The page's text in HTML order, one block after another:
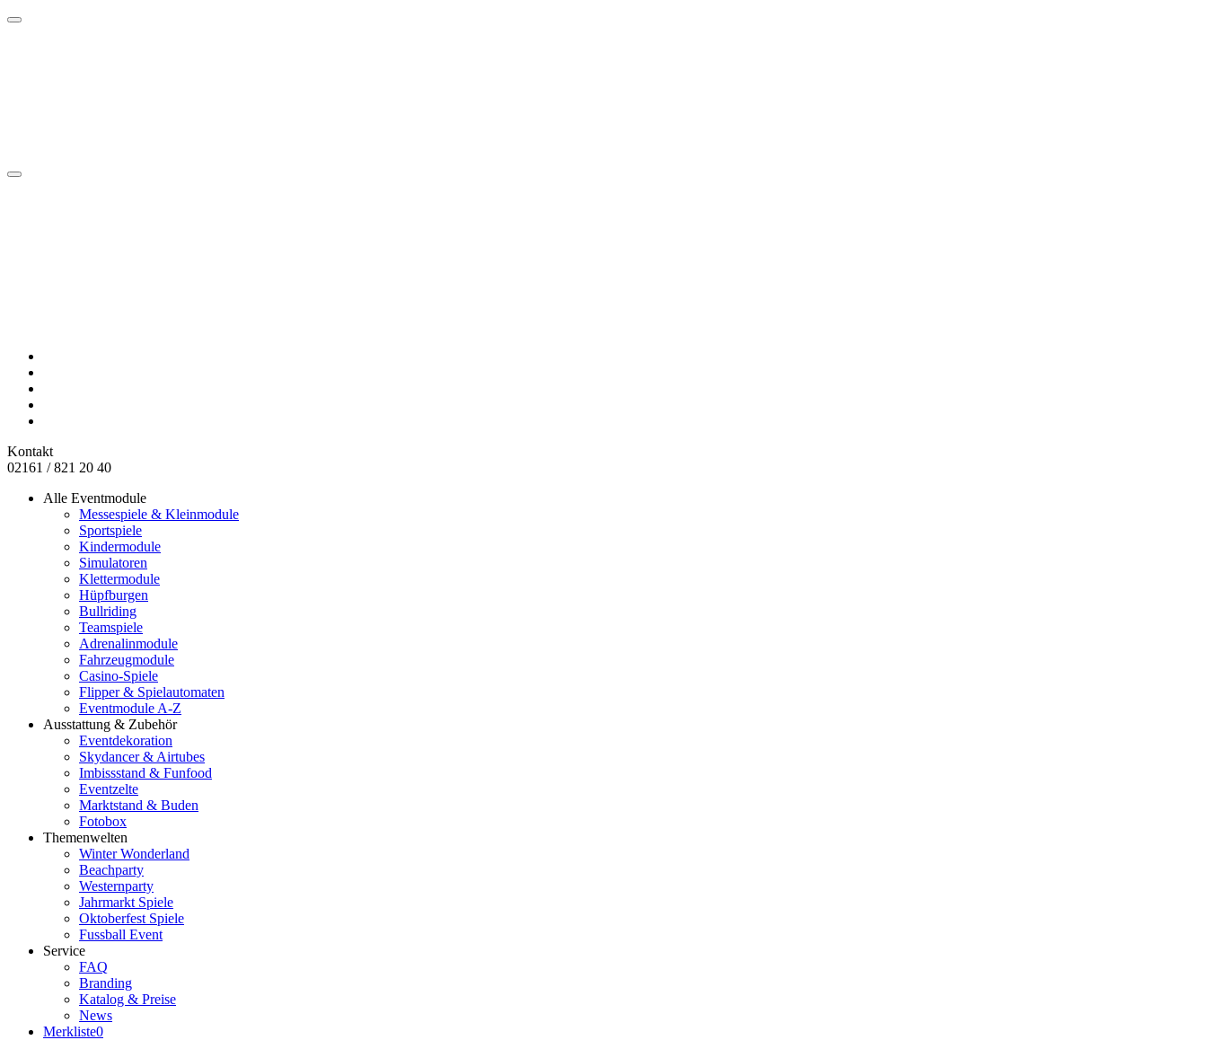
Kontakt
02161 / 821 20 40
Alle Eventmodule
Messespiele & Kleinmodule
Sportspiele
Kindermodule
Simulatoren
Klettermodule
Hüpfburgen
Bullriding
Teamspiele
Adrenalinmodule
Fahrzeugmodule
Casino-Spiele
Flipper & Spielautomaten
Eventmodule A-Z
Ausstattung & Zubehör
Eventdekoration
Skydancer & Airtubes
Imbissstand & Funfood
Eventzelte
Marktstand & Buden
Fotobox
Themenwelten
Winter Wonderland
Beachparty
Westernparty
Jahrmarkt Spiele
Oktoberfest Spiele
Fussball Event
Service
FAQ
Branding
Katalog & Preise
News
Merkliste0